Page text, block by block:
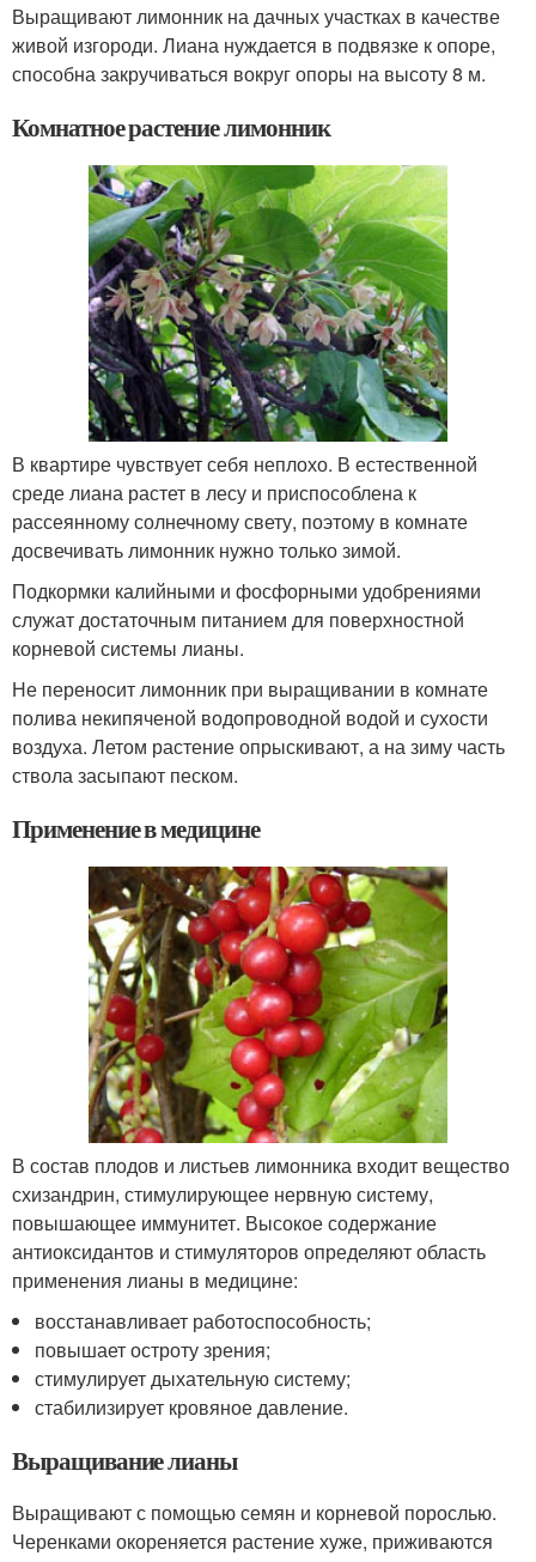
Выращивают лимонник на дачных участках в качестве
живой изгороди. Лиана нуждается в подвязке к опоре,
способна закручиваться вокруг опоры на высоту 8 м.
Комнатное растение лимонник
В квартире чувствует себя неплохо. В естественной
среде лиана растет в лесу и приспособлена к
рассеянному солнечному свету, поэтому в комнате
досвечивать лимонник нужно только зимой.
Подкормки калийными и фосфорными удобрениями
служат достаточным питанием для поверхностной
корневой системы лианы.
Не переносит лимонник при выращивании в комнате
полива некипяченой водопроводной водой и сухости
воздуха. Летом растение опрыскивают, а на зиму часть
ствола засыпают песком.
Применение в медицине
В состав плодов и листьев лимонника входит вещество
схизандрин, стимулирующее нервную систему,
повышающее иммунитет. Высокое содержание
антиоксидантов и стимуляторов определяют область
применения лианы в медицине:
восстанавливает работоспособность;
повышает остроту зрения;
стимулирует дыхательную систему;
стабилизирует кровяное давление.
Выращивание лианы
Выращивают с помощью семян и корневой порослью.
Черенками окореняется растение хуже, приживаются